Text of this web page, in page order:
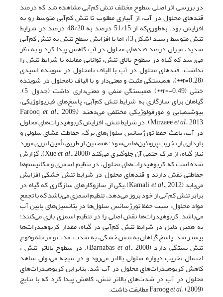
در بررسی اثر اصلی سطوح مختلف تنش کم‌آبی مشاهده شد که درصد
قندهای محلول در آب، از آبیاری مطلوب تا تنش کم‌آبی متوسط رو به
افزایش بود، به‌طوری‌که از 51/15 درصد به 48/20 درصد در شرایط
تنش متوسط رسید (شکل 3)، اما با افزایش سطح تنش به تنش کم‌آبی
شدید، میزان درصد قندهای محلول در آب کاهش پیدا کرد و به نظر
می‌رسد که گیاه در سطوح بالای تنش، توانایی مقابله با شرایط تنش را
نداشت. قندهای محلول در آب با الیاف نامحلول در شوینده اسیدی
(r=0.28**)، همبستگی مثبت و معنی‌دار و با الیاف نامحلول در شوینده
خنثی (r=-0.49**) همبستگی منفی و معنی‌داری داشت (جدول 5).
گیاهان برای سازگاری به شرایط تنش کم‌آبی، پاسخ‌های فیزیولوژیکی،
بیوشیمیایی و مورفولوژیکی مختلفی می‌دهند (Farooq et al.,2009;
Mirzaeeet al., 2013). در شرایط تنش، افزایش کربوهیدرات‌های محلول
در آب، باعث حفظ تورژسانس سلول‌های برگ، حفاظت غشای سلولی و
بازداری از تخریب پروتئین‌ها می‌شود؛ همچنین از طریق تأمین انرژی مورد
نیاز گیاه، از مرگ حتمی آن جلوگیری می‌کند (Xue et al., 2008). گزارش
شده است که کربوهیدرات‌های محلول، در تنظیم اسمزی و مکانیسم‌ها
حفاظتی نقش دارند و قندهای محلول در شرایط تنش خشکی افزایش
می‌یابد (Kamali et al., 2012).یکی از سازوکارهای سازگاری که گیاه در
برابر تنش کم‌آبی از خود بروز می‌دهد، تنظیم اسمزی می‌باشد که با تجمع
مواد محلول، سبب حفظ تورژسانس سلول‌ها در پتانسیل‌های پایین آب
می‌باشد. کربوهیدرات‌ها نقش اصلی را در تنظیم اسمزی بازی می‌کنند؛
به همین دلیل در شرایط تنش کم‌آبی در گیاه، مقدار کربوهیدرات‌ها
بیشتر شد. پاسخ گیاهان به تنش خشکی، به شدت، مدت و مرحله وقوع
تنش بستگی دارد (Barnabas et al., 2008). در سطوح بالاتر تنش ،
احتمال تخریب دیواره سلولی بالاتر می‌رود و در نتیجه می‌توان شاهد
کاهش کربوهیدرات‌های محلول در آب شد. بنابراین کربوهیدرات‌های
محلول در آب در شدت‌های بالاتر تنش، کاهش پیدا کرد که با نتایج
Farooget al.(2009) مطابقت داشت.